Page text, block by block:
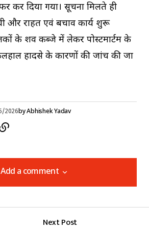
कर दिया गया। सूचना मिलते ही
और राहत एवं बचाव कार्य शुरू
के शव कब्जे में लेकर पोस्टमार्टम के
हादसे के कारणों की जांच की जा
2026byAbhishek Yadav
Add a comment
Add a comment
Next Post